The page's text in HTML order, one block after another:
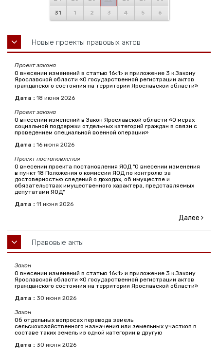
31 1 2 3 4 5 6
Новые проекты правовых актов
Проект закона
О внесении изменений в статью 16<1> и приложение 3 к Закону
Ярославской области «О государственной регистрации актов
гражданского состояния на территории Ярославской области»
Дата : 18 июня 2026
Проект закона
О внесении изменений в Закон Ярославской области «О мерах
социальной поддержки отдельных категорий граждан в связи с
проведением специальной военной операции»
Дата : 16 июня 2026
Проект постановления
О внесении проекта постановления ЯОД "О внесении изменения
в пункт 18 Положения о комиссии ЯОД по контролю за
достоверностью сведений о доходах, об имуществе и
обязательствах имущественного характера, представляемых
депутатами ЯОД"
Дата : 11 июня 2026
Далее
Правовые акты
Закон
О внесении изменений в статью 16<1> и приложение 3 к Закону
Ярославской области «О государственной регистрации актов
гражданского состояния на территории Ярославской области»
Дата : 30 июня 2026
Закон
Об отдельных вопросах перевода земель
сельскохозяйственного назначения или земельных участков в
составе таких земель из одной категории в другую
Дата : 30 июня 2026